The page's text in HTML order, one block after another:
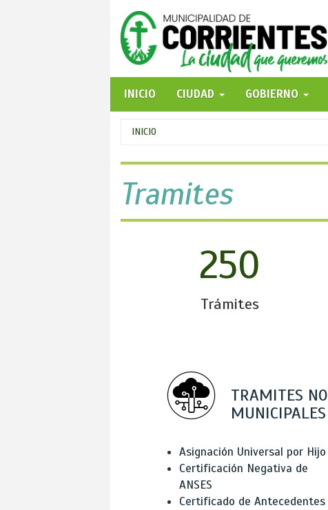
INICIO
CIUDAD GOBIERNO
Se
encuentra
usted
aquí
INICIO
Tramites
250
Trámites
TRAMITES NO
MUNICIPALES
Asignación Universal por Hijo
Certificación Negativa de
ANSES
Certificado de Antecedentes